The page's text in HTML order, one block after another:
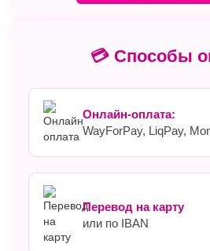
💳 Способы
Онлайн-оплата:
WayForPay, LiqPay,
Перевод на карту
или по IBAN